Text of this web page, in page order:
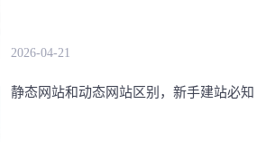
2026-04-21
静态网站和动态网站区别，新手建站必知